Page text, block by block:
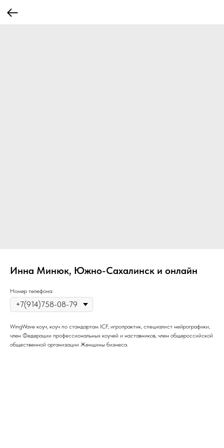
Инна Минюк, Южно-Сахалинск и онлайн
Номер телефона:
WingWave коуч, коуч по стандартам IСF, игропрактик, специалист нейрографики,
член Федерации профессиональных коучей и наставников, член общероссийской
общественной организации Женщины бизнеса.